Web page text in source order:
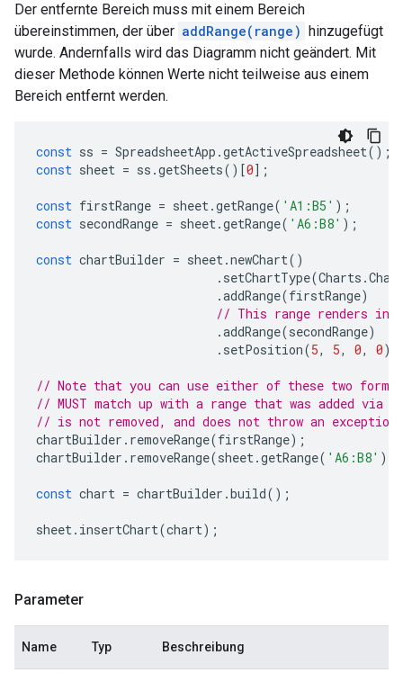
Der entfernte Bereich muss mit einem Bereich
übereinstimmen, der über addRange(range) hinzugefügt
wurde. Andernfalls wird das Diagramm nicht geändert. Mit
dieser Methode können Werte nicht teilweise aus einem
Bereich entfernt werden.
const ss = SpreadsheetApp .getActiveSpreadsheet();
const sheet = ss .getSheets()[0];
const firstRange = sheet.getRange( 'A1:B5' );
const secondRange = sheet.getRange( 'A6:B8' );
const chartBuilder = sheet.newChart()
. setChartType(Charts .
.addRange(firstRange)
// This range renders in
.addRange(secondRange)
. setPosition(5, 5, 0, 0);
// Note that you can use either of these two
// MUST match up with a range that was added via
// is not removed, and does not throw an exception
chartBuilder . removeRange(firstRange);
chartBuilder . removeRange(sheet.getRange( 'A6:B8' ));
const chart = chartBuilder .build();
sheet. insertChart(chart);
Parameter
Name Typ Beschreibung